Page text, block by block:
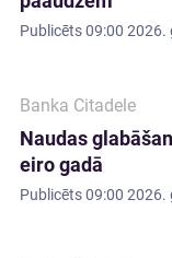
Publicēts09:00 2026.
Banka Citadele
Naudas
eiro gadā
Publicēts09:00 2026.